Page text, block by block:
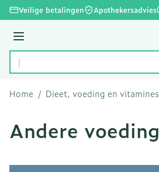
Ga naar de inhoud
Veilige betalingen Apothekersadvies
Menu
Product, merk, categorie...
Home / Dieet, voeding en vitamines
Andere voeding